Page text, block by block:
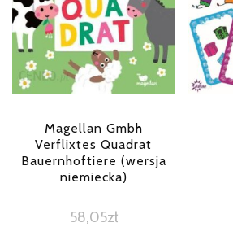
Magellan Gmbh
Verflixtes Quadrat
Bauernhoftiere (wersja
niemiecka)
58,05zł